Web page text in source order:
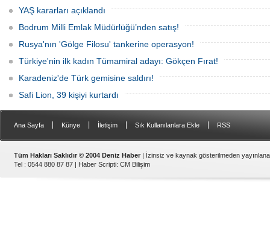
YAŞ kararları açıklandı
Bodrum Milli Emlak Müdürlüğü’nden satış!
Rusya'nın 'Gölge Filosu' tankerine operasyon!
Türkiye'nin ilk kadın Tümamiral adayı: Gökçen Fırat!
Karadeniz'de Türk gemisine saldırı!
Safi Lion, 39 kişiyi kurtardı
Ana Sayfa Künye İletişim Sık Kullanılanlara Ekle RSS
Tüm Hakları Saklıdır © 2004 Deniz Haber | İzinsiz ve kaynak gösterilmeden
Tel : 0544 880 87 87 | Haber Scripti: CM Bilişim